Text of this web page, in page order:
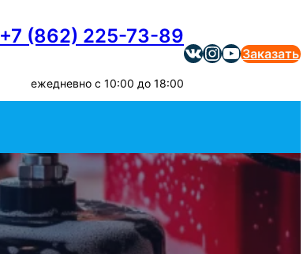
+7 (862) 225-73-89
ежедневно с 10:00 до 18:00
Наша страничка в Вконтакте Наша страничка в Инстаграм Наш канал на Ютубе Заказать